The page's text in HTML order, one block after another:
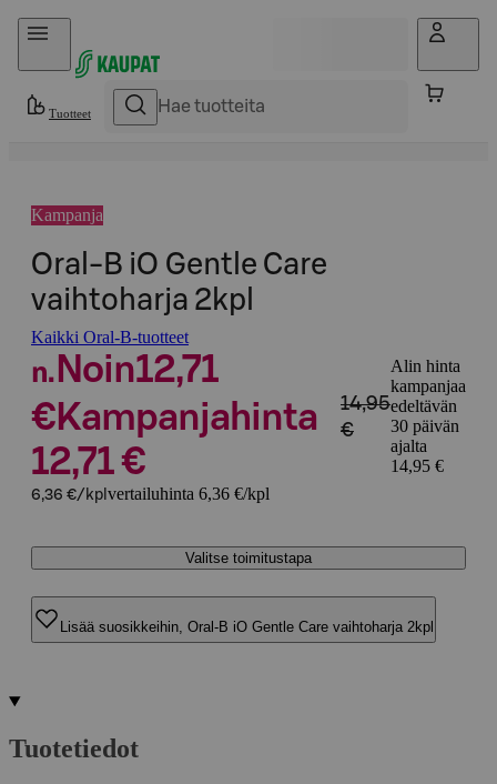
Hyppää sisältöön
Tuotteet
Kampanja
Oral-B iO Gentle Care
vaihtoharja 2kpl
Kaikki Oral-B-tuotteet
n. Noin12,71
€Kampanjahinta
12,71 €
14,95
€
Alin hinta
kampanjaa
edeltävän
30 päivän
ajalta
14,95 €
6,36 €/kpl vertailuhinta 6,36 €/kpl
Valitse toimitustapa
Lisää suosikkeihin, Oral-B iO Gentle Care vaihtoharja 2kpl
Tuotetiedot